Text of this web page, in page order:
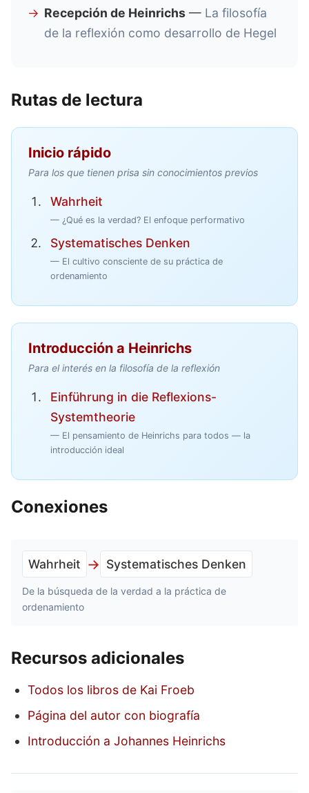
Recepción de Heinrichs — La filosofía
de la reflexión como desarrollo de Hegel
Rutas de lectura
Inicio rápido
Para los que tienen prisa sin conocimientos previos
Wahrheit
— ¿Qué es la verdad? El enfoque performativo
Systematisches Denken
— El cultivo consciente de su práctica de
ordenamiento
Introducción a Heinrichs
Para el interés en la filosofía de la reflexión
Einführung in die Reflexions-
Systemtheorie
— El pensamiento de Heinrichs para todos — la
introducción ideal
Conexiones
Wahrheit → Systematisches Denken
De la búsqueda de la verdad a la práctica de
ordenamiento
Recursos adicionales
Todos los libros de Kai Froeb
Página del autor con biografía
Introducción a Johannes Heinrichs